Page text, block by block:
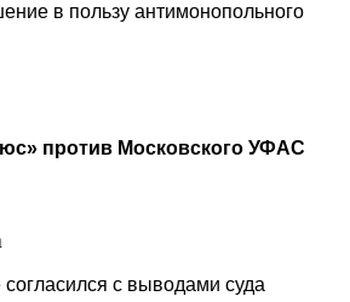
в пользу антимонопольного
против Московского УФАС
с выводами суда